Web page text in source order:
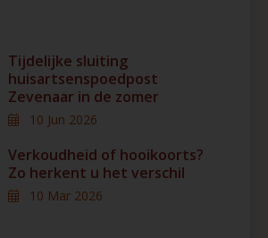
Tijdelijke sluiting
huisartsenspoedpost
Zevenaar in de zomer
10 Jun 2026
Verkoudheid of hooikoorts?
Zo herkent u het verschil
10 Mar 2026